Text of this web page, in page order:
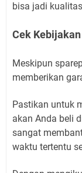
bisa jadi
Cek
Meskipun
memberikan
Pastikan untuk
akan Anda beli
sangat
waktu tertentu